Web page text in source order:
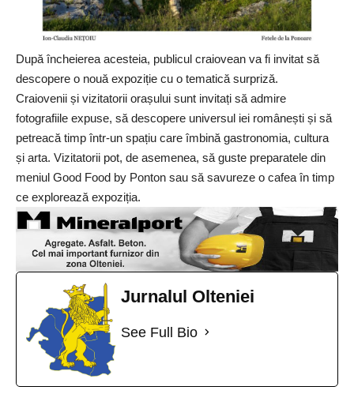
După încheierea acesteia, publicul craiovean va fi invitat să
descopere o nouă expoziție cu o tematică surpriză.
Craiovenii și vizitatorii orașului sunt invitați să admire
fotografiile expuse, să descopere universul iei românești și să
petreacă timp într-un spațiu care îmbină gastronomia, cultura
și arta. Vizitatorii pot, de asemenea, să guste preparatele din
meniul Good Food by Ponton sau să savureze o cafea în timp
ce explorează expoziția.
Jurnalul Olteniei
See Full Bio